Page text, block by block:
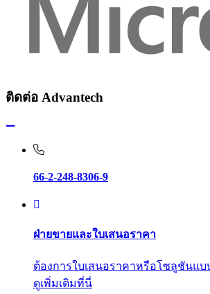
ติดต่อ Advantech
66-2-248-8306-9
ฝ่ายขายและใบเสนอราคา
ต้องการใบเสนอราคาหรือโซลูชันแบ
ดูเพิ่มเติมที่นี่